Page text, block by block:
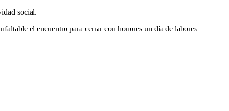
social.
el encuentro para cerrar con honores un día de labores